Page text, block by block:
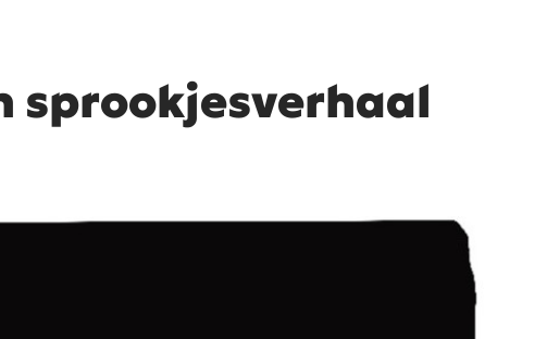
sprookjesverhaal